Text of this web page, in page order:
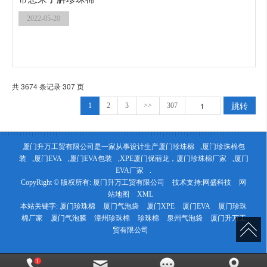
2022-05-20
共 3674 条记录 307 页
1 2 3 >> 307 跳转
厦门升万工贸有限公司是一家从事设计生产厦门珍珠棉 ,厦门珍珠棉包
装
,厦门EVA ,厦门EVA包装 ,XPE厦门保丽龙， 厦门珍珠棉厂家 ,厦门
EVA厂家
.
CopyRight © 版权所有: 厦门升万工贸有限公司 技术支持:网盛科技
网
站地图
XML
本站关键字: 厦门珍珠棉 厦门气泡袋 厦门XPE 厦门EVA
厦门珍珠
棉厂家
厦门气泡膜 漳州珍珠棉 珍珠棉 泉州气泡袋
厦门升万工
贸有限公司